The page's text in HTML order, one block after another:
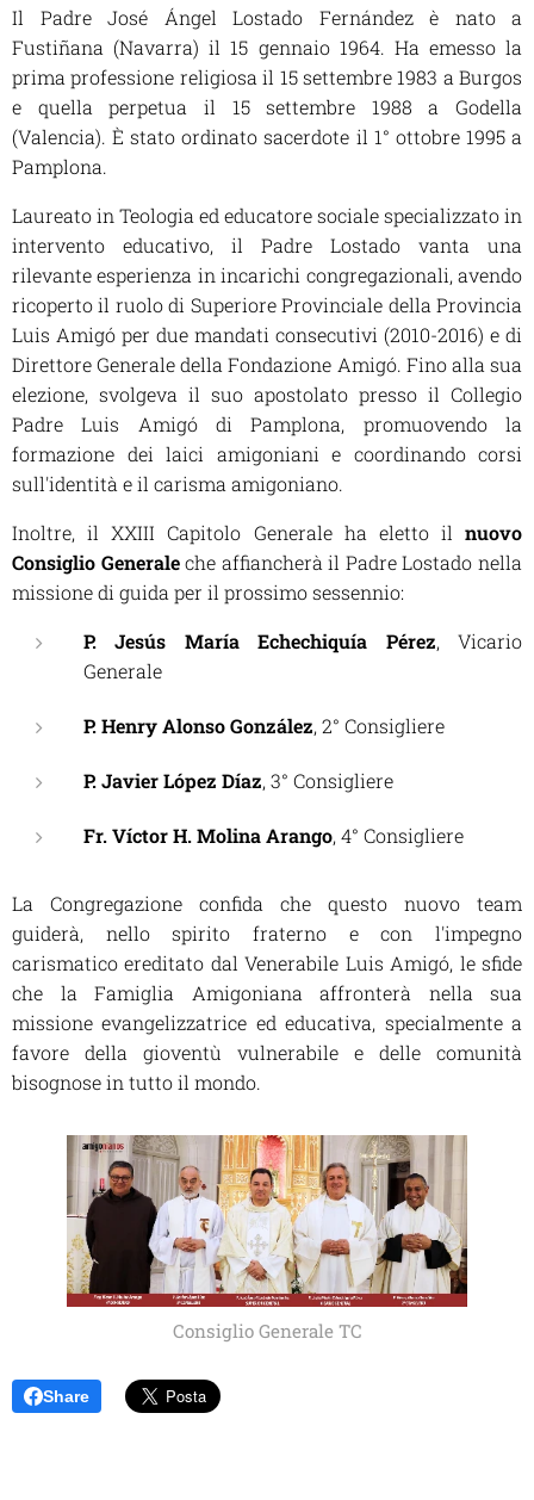
Il Padre José Ángel Lostado Fernández è nato a
Fustiñana (Navarra) il 15 gennaio 1964. Ha emesso la
prima professione religiosa il 15 settembre 1983 a Burgos
e quella perpetua il 15 settembre 1988 a Godella
(Valencia). È stato ordinato sacerdote il 1° ottobre 1995 a
Pamplona.
Laureato in Teologia ed educatore sociale specializzato in
intervento educativo, il Padre Lostado vanta una
rilevante esperienza in incarichi congregazionali, avendo
ricoperto il ruolo di Superiore Provinciale della Provincia
Luis Amigó per due mandati consecutivi (2010-2016) e di
Direttore Generale della Fondazione Amigó. Fino alla sua
elezione, svolgeva il suo apostolato presso il Collegio
Padre Luis Amigó di Pamplona, promuovendo la
formazione dei laici amigoniani e coordinando corsi
sull'identità e il carisma amigoniano.
Inoltre, il XXIII Capitolo Generale ha eletto il nuovo
Consiglio Generaleche affiancherà il Padre Lostado nella
missione di guida per il prossimo sessennio:
P. Jesús María Echechiquía Pérez, Vicario
Generale
P. Henry Alonso González, 2° Consigliere
P. Javier López Díaz, 3° Consigliere
Fr. Víctor H. Molina Arango, 4° Consigliere
La Congregazione confida che questo nuovo team
guiderà, nello spirito fraterno e con l'impegno
carismatico ereditato dal Venerabile Luis Amigó, le sfide
che la Famiglia Amigoniana affronterà nella sua
missione evangelizzatrice ed educativa, specialmente a
favore della gioventù vulnerabile e delle comunità
bisognose in tutto il mondo.
Consiglio Generale TC
Share